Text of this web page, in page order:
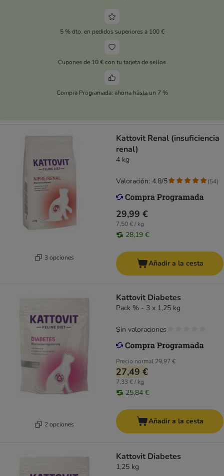
5 % dto. en pedidos superiores a 100 €
Cupones de 10 € con tu tarjeta de sellos
Compra Programada: ahorra hasta un 7 %
3 opciones
Kattovit Renal (insuficiencia
renal)
4 kg
29,99 €
7,50 € / kg
28,19 €
Valoración: 4.8/5 (54)
Añadir a la cesta
2 opciones
Kattovit Diabetes
Pack % - 3 x 1,25 kg
Precio normal 29,97 €
27,49 €
7,33 € / kg
25,84 €
Sin valoraciones
Añadir a la cesta
Kattovit Diabetes
1,25 kg